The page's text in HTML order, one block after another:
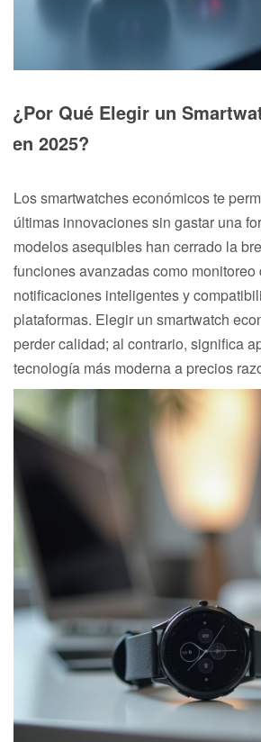
¿Por Qué Elegir un
en 2025?
Los smartwatches económicos te
últimas innovaciones sin gastar una
modelos asequibles han cerrado la
funciones avanzadas como monitoreo
notificaciones inteligentes y
plataformas. Elegir un smartwatch
perder calidad; al contrario, significa
tecnología más moderna a precios